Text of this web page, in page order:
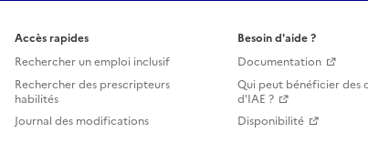
Accès rapides
Rechercher un emploi inclusif
Rechercher des prescripteurs
habilités
Journal des modifications
Besoin d'aide ?
Documentation
Qui peut bénéficier des
d'IAE ?
Disponibilité